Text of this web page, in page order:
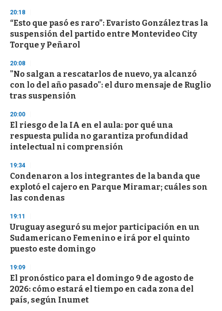
d
s
o
f
3
s
e
o
n
20:18
“Esto que pasó es raro”: Evaristo González tras la
suspensión del partido entre Montevideo City
Torque y Peñarol
20:08
"No salgan a rescatarlos de nuevo, ya alcanzó
con lo del año pasado": el duro mensaje de Ruglio
tras suspensión
20:00
El riesgo de la IA en el aula: por qué una
respuesta pulida no garantiza profundidad
intelectual ni comprensión
19:34
Condenaron a los integrantes de la banda que
explotó el cajero en Parque Miramar; cuáles son
las condenas
19:11
Uruguay aseguró su mejor participación en un
Sudamericano Femenino e irá por el quinto
puesto este domingo
19:09
El pronóstico para el domingo 9 de agosto de
2026: cómo estará el tiempo en cada zona del
país, según Inumet